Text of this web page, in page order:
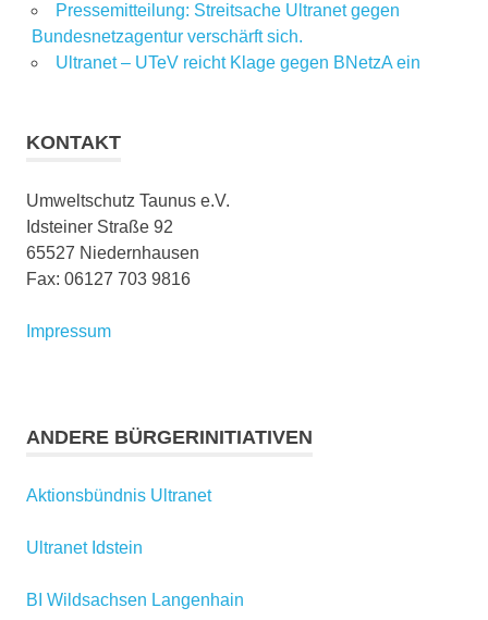
Pressemitteilung: Streitsache Ultranet gegen
Bundesnetzagentur verschärft sich.
Ultranet – UTeV reicht Klage gegen BNetzA ein
KONTAKT
Umweltschutz Taunus e.V.
Idsteiner Straße 92
65527 Niedernhausen
Fax: 06127 703 9816
Impressum
ANDERE BÜRGERINITIATIVEN
Aktionsbündnis Ultranet
Ultranet Idstein
BI Wildsachsen Langenhain